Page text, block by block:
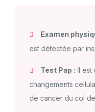
Examen
est détectée par
Test Pap : Il est
changements
de cancer du col